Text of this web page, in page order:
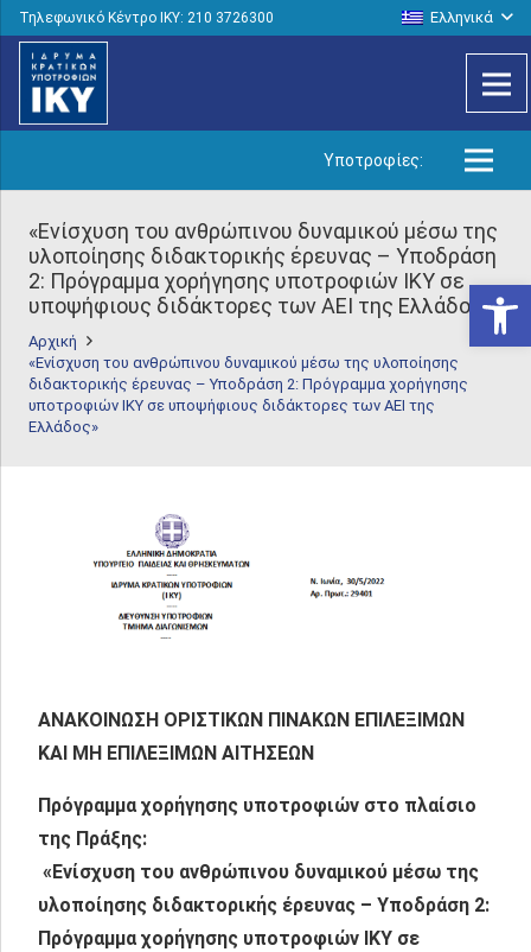
Τηλεφωνικό Κέντρο IKY: 210 3726300 Ελληνικά
Υποτροφίες:
«Ενίσχυση του ανθρώπινου δυναμικού μέσω της
υλοποίησης διδακτορικής έρευνας – Υποδράση
2: Πρόγραμμα χορήγησης υποτροφιών ΙΚΥ σε
υποψήφιους διδάκτορες των ΑΕΙ της Ελλάδος»
Αρχική
«Ενίσχυση του ανθρώπινου δυναμικού μέσω της υλοποίησης
διδακτορικής έρευνας – Υποδράση 2: Πρόγραμμα χορήγησης
υποτροφιών ΙΚΥ σε υποψήφιους διδάκτορες των ΑΕΙ της
Ελλάδος»
ΑΝΑΚΟΙΝΩΣΗ ΟΡΙΣΤΙΚΩΝ ΠΙΝΑΚΩΝ ΕΠΙΛΕΞΙΜΩΝ
ΚΑΙ ΜΗ ΕΠΙΛΕΞΙΜΩΝ ΑΙΤΗΣΕΩΝ
Πρόγραμμα χορήγησης υποτροφιών στο πλαίσιο
της Πράξης:
«Ενίσχυση του ανθρώπινου δυναμικού μέσω της
υλοποίησης διδακτορικής έρευνας – Υποδράση 2:
Πρόγραμμα χορήγησης υποτροφιών ΙΚΥ σε